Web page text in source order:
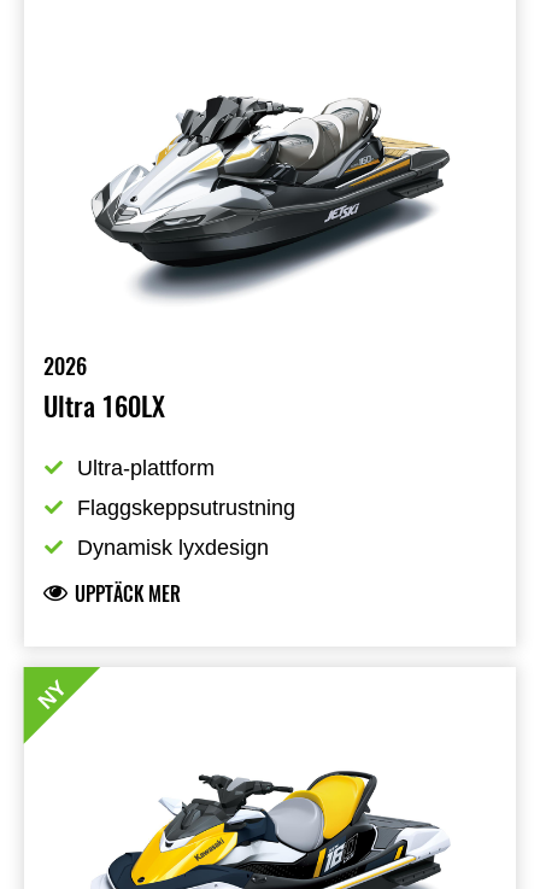
2026
Ultra 160LX
Ultra-plattform
Flaggskeppsutrustning
Dynamisk lyxdesign
UPPTÄCK MER
NY